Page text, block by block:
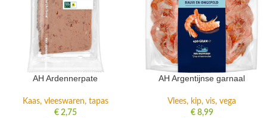
AH Ardennerpate
Kaas, vleeswaren, tapas
€2,75
AH Argentijnse garnaal
Vlees, kip, vis, vega
€8,99